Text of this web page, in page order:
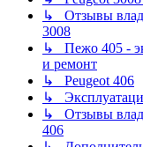
↳ Отзывы
3008
↳ Пежо 405 -
и ремонт
↳ Peugeot 406
↳
↳ Отзывы
406